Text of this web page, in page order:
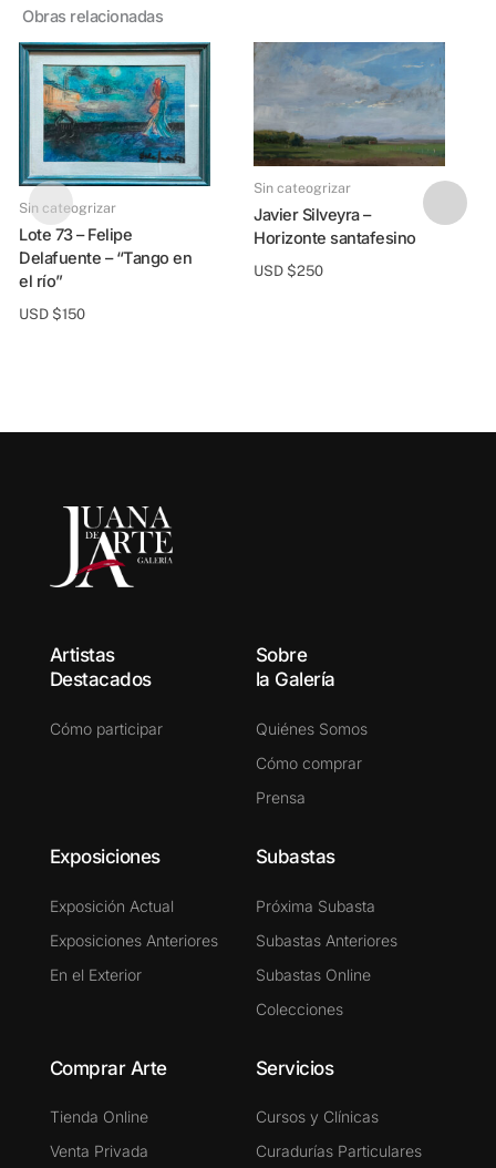
Obras relacionadas
Sin cateogrizar
Lote 73 – Felipe
Delafuente – “Tango en
el río”
USD $150
Sin cateogrizar
Javier Silveyra –
Horizonte santafesino
USD $250
Artistas
Destacados
Cómo participar
Sobre
la Galería
Quiénes Somos
Cómo comprar
Prensa
Exposiciones
Exposición Actual
Exposiciones Anteriores
En el Exterior
Subastas
Próxima Subasta
Subastas Anteriores
Subastas Online
Colecciones
Comprar Arte
Tienda Online
Venta Privada
Servicios
Cursos y Clínicas
Curadurías Particulares